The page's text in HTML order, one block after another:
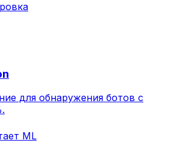
для обнаружения ботов с
ML